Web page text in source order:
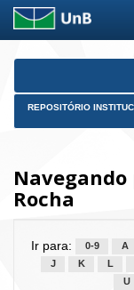
Skip
REPOSITÓRIO
Rocha
Ir para: 0-9 A
J
K L
U